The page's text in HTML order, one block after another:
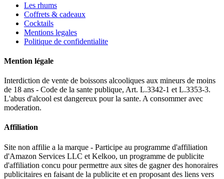
Les rhums
Coffrets & cadeaux
Cocktails
Mentions legales
Politique de confidentialite
Mention légale
Interdiction de vente de boissons alcooliques aux mineurs de moins
de 18 ans - Code de la sante publique, Art. L.3342-1 et L.3353-3.
L'abus d'alcool est dangereux pour la sante. A consommer avec
moderation.
Affiliation
Site non affilie a la marque - Participe au programme d'affiliation
d'Amazon Services LLC et Kelkoo, un programme de publicite
d'affiliation concu pour permettre aux sites de gagner des honoraires
publicitaires en faisant de la publicite et en proposant des liens vers